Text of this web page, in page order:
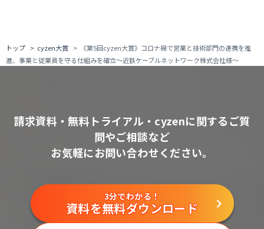
トップ cyzen大賞
《第5回cyzen大賞》コロナ禍で営業と技術部門の連携を推
進、事業と従業員を守る仕組みを確立〜近鉄ケーブルネットワーク株式会社様〜
請求資料・無料トライアル・cyzenに関するご質
問やご相談など
お気軽にお問い合わせください。
3分でわかる！
資料を無料ダウンロード